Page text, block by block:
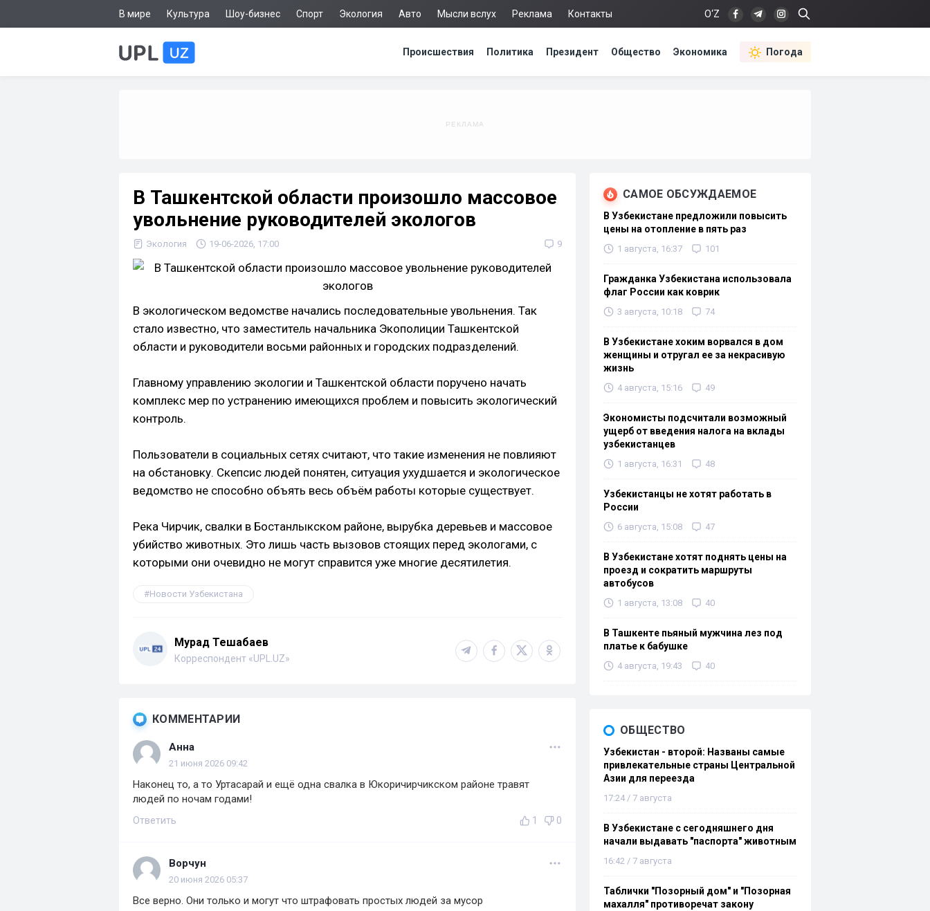
В мире Культура Шоу-бизнес Спорт Экология Авто Мысли вслух Реклама Контакты O‘Z
Происшествия Политика Президент Общество Экономика Погода
В Ташкентской области произошло массовое
увольнение руководителей экологов
Экология 19-06-2026, 17:00 9
В экологическом ведомстве начались последовательные увольнения. Так
стало известно, что заместитель начальника Экополиции Ташкентской
области и руководители восьми районных и городских подразделений.
Главному управлению экологии и Ташкентской области поручено начать
комплекс мер по устранению имеющихся проблем и повысить экологический
контроль.
Пользователи в социальных сетях считают, что такие изменения не повлияют
на обстановку. Скепсис людей понятен, ситуация ухудшается и экологическое
ведомство не способно объять весь объём работы которые существует.
Река Чирчик, свалки в Бостанлыкском районе, вырубка деревьев и массовое
убийство животных. Это лишь часть вызовов стоящих перед экологами, с
которыми они очевидно не могут справится уже многие десятилетия.
Новости Узбекистана
Мурад Тешабаев
Корреспондент «UPL.UZ»
КОММЕНТАРИИ
Анна
21 июня 2026 09:42
Наконец то, а то Уртасарай и ещё одна свалка в Юкоричирчикском районе травят
людей по ночам годами!
Ответить 1 0
Ворчун
20 июня 2026 05:37
Все верно. Они только и могут что штрафовать простых людей за мусор
САМОЕ ОБСУЖДАЕМОЕ
В Узбекистане предложили повысить
цены на отопление в пять раз
1 августа, 16:37 101
Гражданка Узбекистана использовала
флаг России как коврик
3 августа, 10:18 74
В Узбекистане хоким ворвался в дом
женщины и отругал ее за некрасивую
жизнь
4 августа, 15:16 49
Экономисты подсчитали возможный
ущерб от введения налога на вклады
узбекистанцев
1 августа, 16:31 48
Узбекистанцы не хотят работать в
России
6 августа, 15:08 47
В Узбекистане хотят поднять цены на
проезд и сократить маршруты
автобусов
1 августа, 13:08 40
В Ташкенте пьяный мужчина лез под
платье к бабушке
4 августа, 19:43 40
ОБЩЕСТВО
Узбекистан - второй: Названы самые
привлекательные страны Центральной
Азии для переезда
17:24 / 7 августа
В Узбекистане с сегодняшнего дня
начали выдавать "паспорта" животным
16:42 / 7 августа
Таблички "Позорный дом" и "Позорная
махалля" противоречат закону